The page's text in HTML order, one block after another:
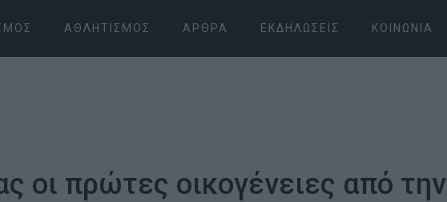
ΑΘΛΗΤΙΣΜΌΣ ΆΡΘΡΑ ΕΚΔΗΛΏΣΕΙΣ ΚΟΙΝΩΝΊΑ
οι πρώτες οικογένειες από την